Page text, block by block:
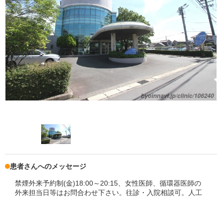
患者さんへのメッセージ
禁煙外来予約制(金)18:00～20:15、女性医師、循環器医師の
外来担当日等はお問合わせ下さい。往診・入院相談可。人工